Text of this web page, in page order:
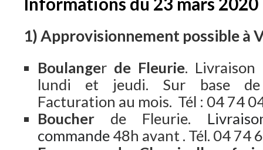
1) Approvisionnement possible à
Boulanger de Fleurie. Livraison
lundi et jeudi. Sur base de
Facturation au mois. Tél : 04 74
Boucher de Fleurie.
commande 48h avant . Tél. 04 74